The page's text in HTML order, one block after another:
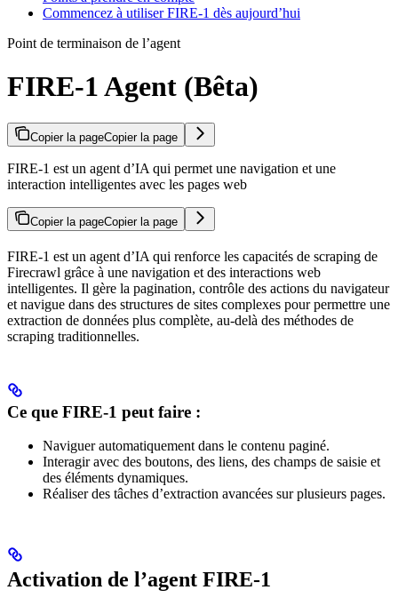
Commencez à utiliser FIRE-1 dès aujourd’hui
Point de terminaison de l’agent
FIRE-1 Agent (Bêta)
Copier la pageCopier la page
FIRE-1 est un agent d’IA qui permet une navigation et une
interaction intelligentes avec les pages web
Copier la pageCopier la page
FIRE-1 est un agent d’IA qui renforce les capacités de scraping de
Firecrawl grâce à une navigation et des interactions web
intelligentes. Il gère la pagination, contrôle des actions du navigateur
et navigue dans des structures de sites complexes pour permettre une
extraction de données plus complète, au-delà des méthodes de
scraping traditionnelles.
Ce que FIRE-1 peut faire :
Naviguer automatiquement dans le contenu paginé.
Interagir avec des boutons, des liens, des champs de saisie et
des éléments dynamiques.
Réaliser des tâches d’extraction avancées sur plusieurs pages.
Activation de l’agent FIRE-1